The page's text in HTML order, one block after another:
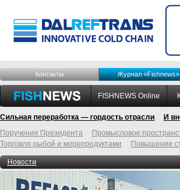
Контакты Журнал «Fishnews»
FISHNEWS Online
Сильная переработка — гордость отрасли И
Поручения Президента
Промысловое
Торговля рыбой и морепродуктами
Повышение
Новости